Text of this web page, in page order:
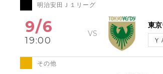
明治安田Ｊ１リーグ
9/6
19:00
東
その他